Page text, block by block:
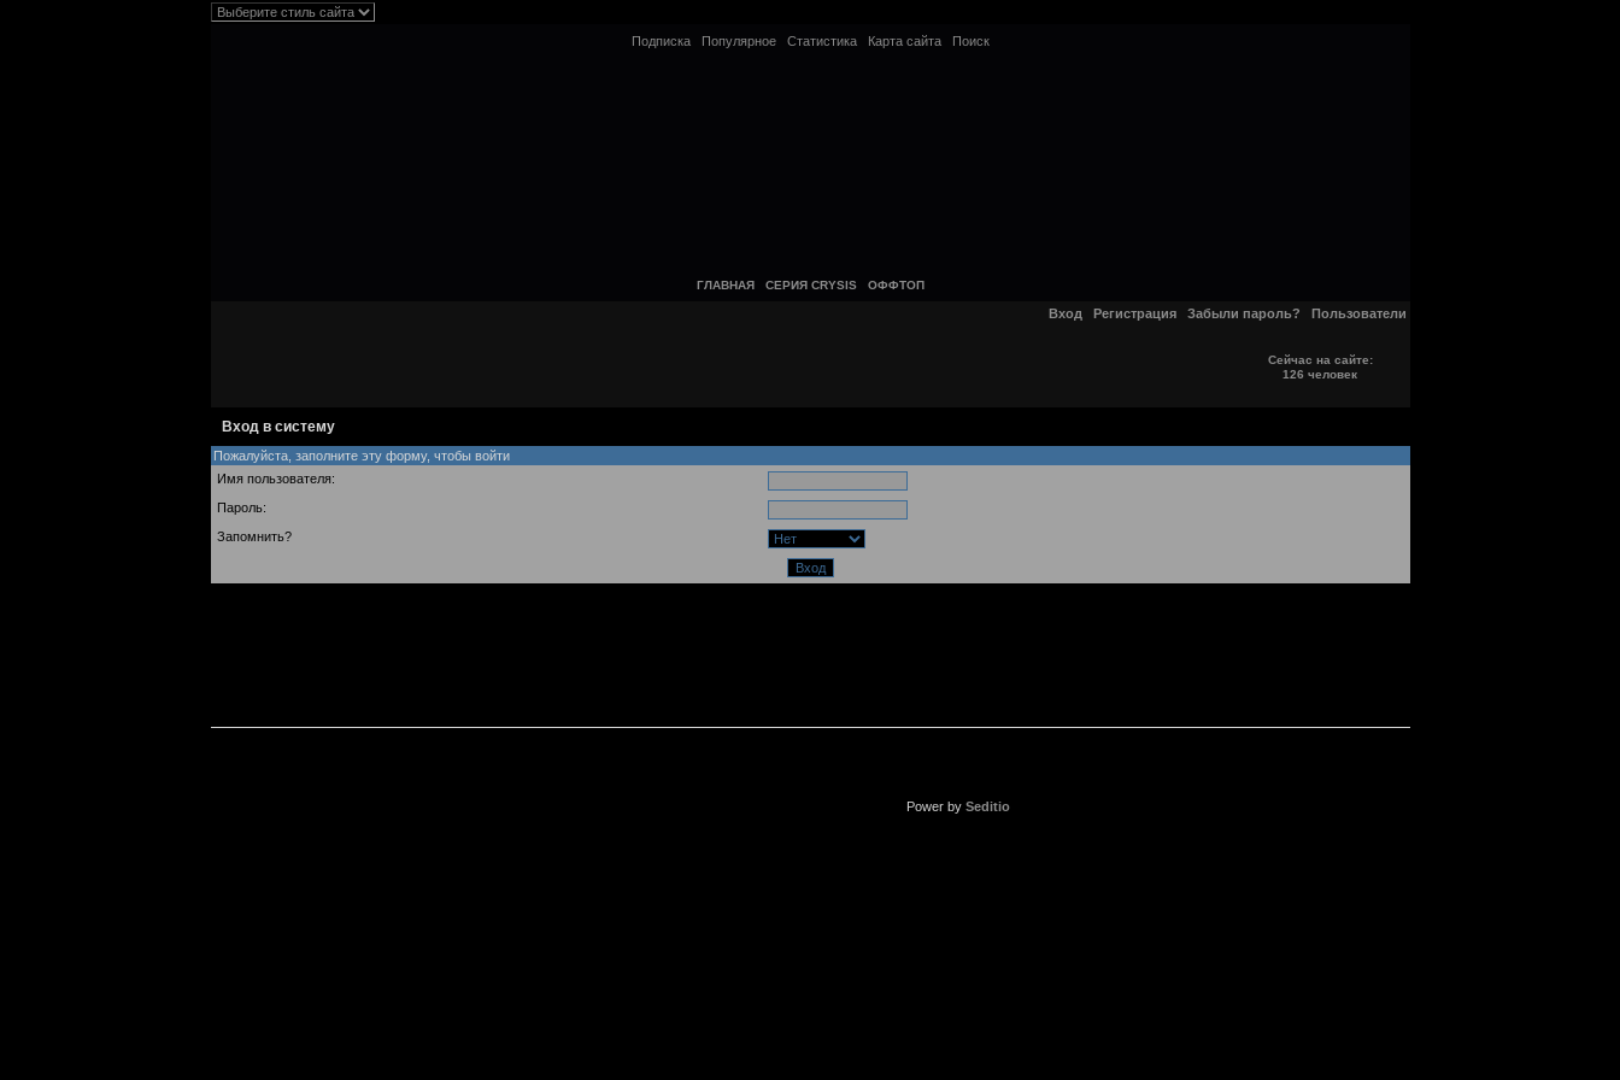
Подписка Популярное Статистика Карта сайта Поиск
ГЛАВНАЯ СЕРИЯ CRYSIS ОФФТОП
Вход Регистрация Забыли пароль? Пользователи
Сейчас на сайте:
126 человек
Вход в систему
Пожалуйста, заполните эту форму, чтобы войти
Имя пользователя:
Пароль:
Запомнить?
Power by Seditio